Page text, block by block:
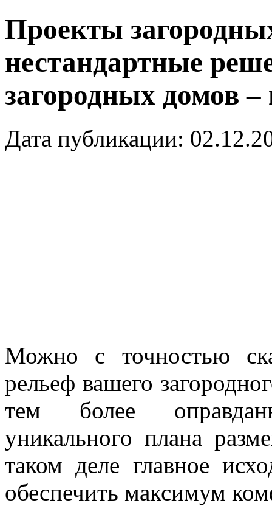
Проекты
нестандартные
загородных домов
Дата публикации:
Можно с точностью
рельеф вашего
тем более
уникального плана
таком деле главное
обеспечить максимум